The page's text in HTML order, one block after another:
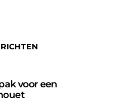
voor een